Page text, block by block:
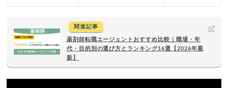
関連記事
薬剤師転職エージェントおすすめ比較｜職場・年
代・目的別の選び方とランキング16選【2026年最
新】